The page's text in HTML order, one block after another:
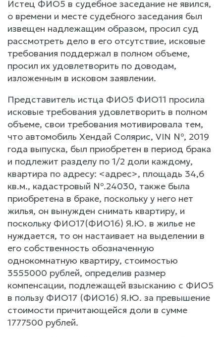
Истец ФИО5 в судебное заседание не явился,
о времени и месте судебного заседания был
извещен надлежащим образом, просил суд
рассмотреть дело в его отсутствие, исковые
требования поддержал в полном объеме,
просил их удовлетворить по доводам,
изложенным в исковом заявлении.
Представитель истца ФИО5 ФИО11 просила
исковые требования удовлетворить в полном
объеме, свои требования мотивировала тем,
что автомобиль Хендай Солярис, VIN №, 2019
года выпуска, был приобретен в период брака
и подлежит разделу по 1/2 доли каждому,
квартира по адресу: <адрес>, площадь 34,6
кв.м., кадастровый №.24030, также была
приобретена в браке, поскольку у него нет
жилья, он вынужден снимать квартиру, и
поскольку ФИО17(ФИО16) Я.Ю. в жилье не
нуждается, то он настаивает на выделении в
его собственность обозначенную
однокомнатную квартиру, стоимостью
3555000 рублей, определив размер
компенсации, подлежащей взысканию с ФИО5
в пользу ФИО17 (ФИО16) Я.Ю. за превышение
стоимости причитающейся доли в сумме
1777500 рублей.